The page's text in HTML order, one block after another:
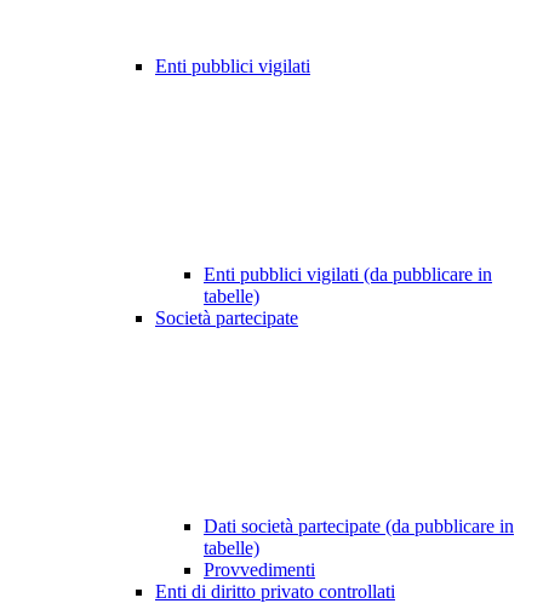
Enti pubblici vigilati
Enti pubblici vigilati (da pubblicare in
tabelle)
Società partecipate
Dati società partecipate (da pubblicare in
tabelle)
Provvedimenti
Enti di diritto privato controllati